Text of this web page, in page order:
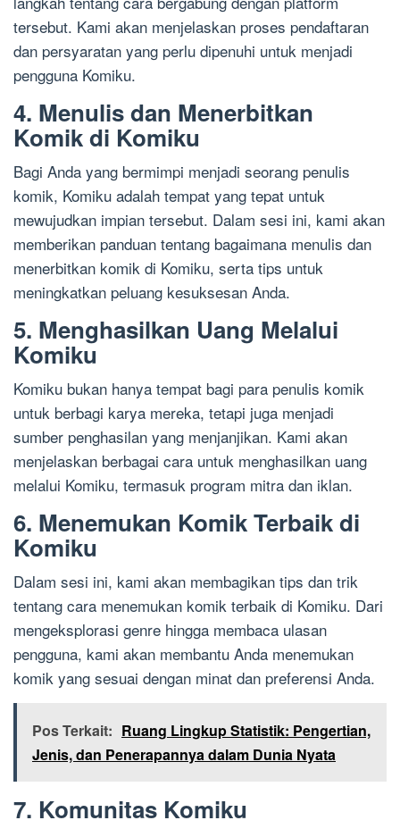
tersebut. Kami akan menjelaskan proses pendaftaran
dan persyaratan yang perlu dipenuhi untuk menjadi
pengguna Komiku.
4. Menulis dan Menerbitkan
Komik di Komiku
Bagi Anda yang bermimpi menjadi seorang penulis
komik, Komiku adalah tempat yang tepat untuk
mewujudkan impian tersebut. Dalam sesi ini, kami akan
memberikan panduan tentang bagaimana menulis dan
menerbitkan komik di Komiku, serta tips untuk
meningkatkan peluang kesuksesan Anda.
5. Menghasilkan Uang Melalui
Komiku
Komiku bukan hanya tempat bagi para penulis komik
untuk berbagi karya mereka, tetapi juga menjadi
sumber penghasilan yang menjanjikan. Kami akan
menjelaskan berbagai cara untuk menghasilkan uang
melalui Komiku, termasuk program mitra dan iklan.
6. Menemukan Komik Terbaik di
Komiku
Dalam sesi ini, kami akan membagikan tips dan trik
tentang cara menemukan komik terbaik di Komiku. Dari
mengeksplorasi genre hingga membaca ulasan
pengguna, kami akan membantu Anda menemukan
komik yang sesuai dengan minat dan preferensi Anda.
Pos Terkait: Ruang Lingkup Statistik: Pengertian,
Jenis, dan Penerapannya dalam Dunia Nyata
7. Komunitas Komiku